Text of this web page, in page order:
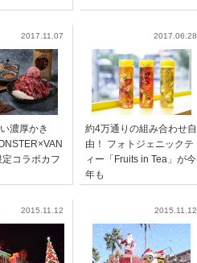
2017.11.07
濃厚かき
定コラボカフ
2017.06.28
約4万通りの組み合わせ自
由！ フォトジェニックテ
ィー「Fruits in Tea」が今
年も
2015.11.12 2015.11.12